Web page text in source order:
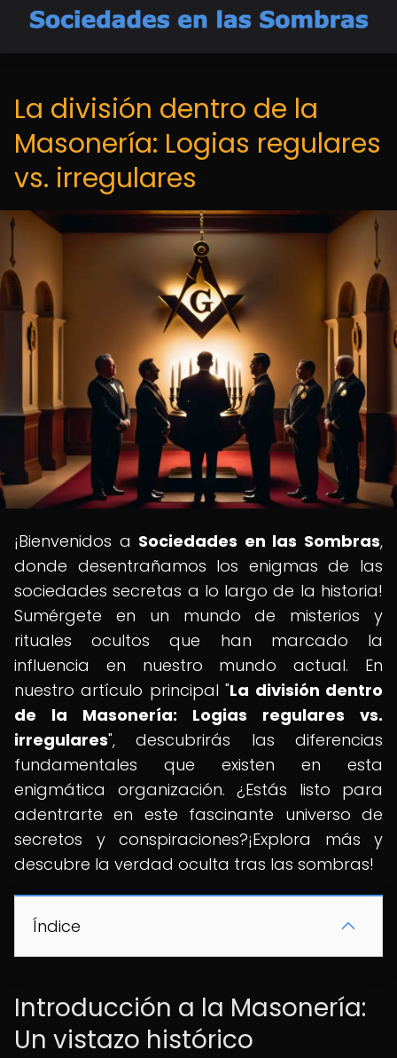
La división dentro de la
Masonería: Logias regulares
vs. irregulares
¡Bienvenidos a Sociedades en las Sombras,
donde desentrañamos los enigmas de las
sociedades secretas a lo largo de la historia!
Sumérgete en un mundo de misterios y
rituales ocultos que han marcado la
influencia en nuestro mundo actual. En
nuestro artículo principal "La división dentro
de la Masonería: Logias regulares vs.
irregulares", descubrirás las diferencias
fundamentales que existen en esta
enigmática organización. ¿Estás listo para
adentrarte en este fascinante universo de
secretos y conspiraciones?¡Explora más y
descubre la verdad oculta tras las sombras!
Índice
Introducción a la Masonería:
Un vistazo histórico